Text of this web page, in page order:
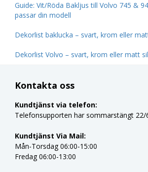
Guide: Vit/Röda Bakljus till Volvo 745 &
passar din modell
Dekorlist baklucka – svart, krom eller
Dekorlist Volvo – svart, krom eller matt
Kontakta oss
Kundtjänst via telefon:
Telefonsupporten har sommarstängt 22/
Kundtjänst Via Mail:
Mån-Torsdag 06:00-15:00
Fredag 06:00-13:00